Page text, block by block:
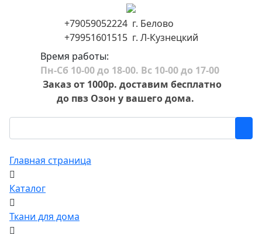
+79059052224 г. Белово
+79951601515 г. Л-Кузнецкий
Время работы:
Пн-Сб 10-00 до 18-00. Вс 10-00 до 17-00
Заказ от 1000р. доставим бесплатно
до пвз Озон у вашего дома.
Главная страница
Каталог
Ткани для дома